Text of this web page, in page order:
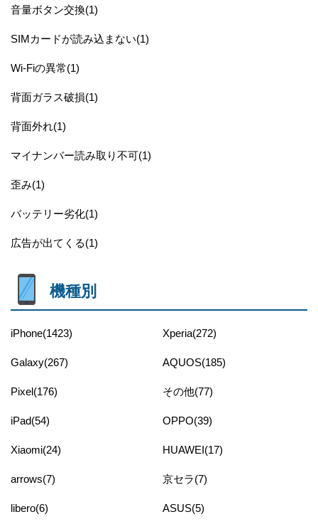
音量ボタン交換(1)
SIMカードが読み込まない(1)
Wi-Fiの異常(1)
背面ガラス破損(1)
背面外れ(1)
マイナンバー読み取り不可(1)
歪み(1)
バッテリー劣化(1)
広告が出てくる(1)
機種別
iPhone(1423) Xperia(272)
Galaxy(267) AQUOS(185)
Pixel(176) その他(77)
iPad(54) OPPO(39)
Xiaomi(24) HUAWEI(17)
arrows(7) 京セラ(7)
libero(6) ASUS(5)